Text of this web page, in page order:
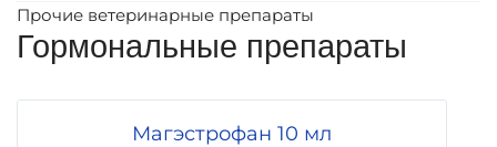
Прочие ветеринарные препараты
Гормональные препараты
Магэстрофан 10 мл